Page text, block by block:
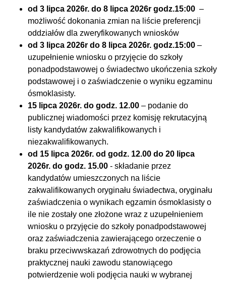
od 3 lipca 2026r. do 8 lipca 2026r godz.15:00 –
możliwość dokonania zmian na liście preferencji
oddziałów dla zweryfikowanych wniosków
od 3 lipca 2026r do 8 lipca 2026r. godz.15:00 –
uzupełnienie wniosku o przyjęcie do szkoły
ponadpodstawowej o świadectwo ukończenia szkoły
podstawowej i o zaświadczenie o wyniku egzaminu
ósmoklasisty.
15 lipca 2026r. do godz. 12.00 – podanie do
publicznej wiadomości przez komisję rekrutacyjną
listy kandydatów zakwalifikowanych i
niezakwalifikowanych.
od 15 lipca 2026r. od godz. 12.00 do 20 lipca
2026r. do godz. 15.00 - składanie przez
kandydatów umieszczonych na liście
zakwalifikowanych oryginału świadectwa, oryginału
zaświadczenia o wynikach egzamin ósmoklasisty o
ile nie zostały one złożone wraz z uzupełnieniem
wniosku o przyjęcie do szkoły ponadpodstawowej
oraz zaświadczenia zawierającego orzeczenie o
braku przeciwwskazań zdrowotnych do podjęcia
praktycznej nauki zawodu stanowiącego
potwierdzenie woli podjęcia nauki w wybranej